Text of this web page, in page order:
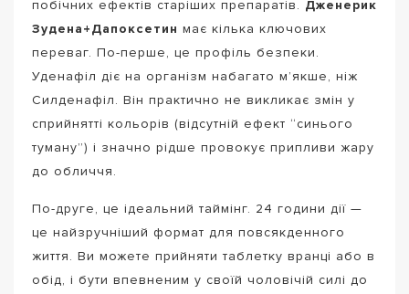
побічних ефектів старіших препаратів. Дженерик
Зудена+Дапоксетин має кілька ключових
переваг. По-перше, це профіль безпеки.
Уденафіл діє на організм набагато м’якше, ніж
Силденафіл. Він практично не викликає змін у
сприйнятті кольорів (відсутній ефект “синього
туману”) і значно рідше провокує припливи жару
до обличчя.
По-друге, це ідеальний таймінг. 24 години дії —
це найзручніший формат для повсякденного
життя. Ви можете прийняти таблетку вранці або в
обід, і бути впевненим у своїй чоловічій силі до